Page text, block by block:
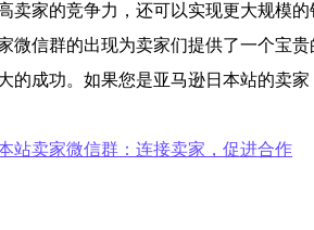
卖家的竞争力，还可以实现更大规模
微信群的出现为卖家们提供了一个宝
的成功。如果您是亚马逊日本站的卖
站卖家微信群：连接卖家，促进合作